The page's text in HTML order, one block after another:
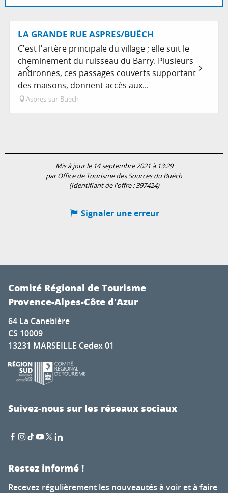
Sur place
LA GRANDE RUE ASPRES/BUËCH
C'est l'artère principale du village ; elle suit le
cheminement du ruisseau du Barry. Plusieurs
andronnes, ces passages couverts supportant
des maisons, donnent accès aux...
Aspres-sur-Buëch
Mis à jour le 14 septembre 2021 à 13:29
par Office de Tourisme des Sources du Buëch
(Identifiant de l'offre :397424)
Signaler une erreur
Comité Régional de Tourisme
Provence-Alpes-Côte d'Azur
64 La Canebière
CS 10009
13231 MARSEILLE Cedex 01
Suivez-nous sur les réseaux sociaux
Restez informé !
Recevez régulièrement les nouveautés à voir et à faire